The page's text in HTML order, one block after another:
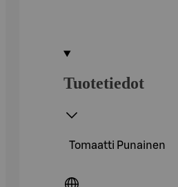
Tuotetiedot
Tomaatti Punainen